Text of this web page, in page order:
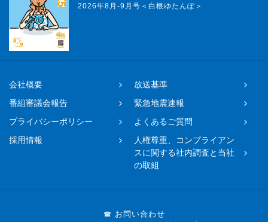
2026年8月-9月号＜白根ゆたんぽ＞
会社概要
放送基準
番組審議会報告
緊急地震速報
プライバシーポリシー
よくあるご質問
採用情報
人権尊重、コンプライアン
スに関する社内調査と当社
の取組
☎ お問い合わせ